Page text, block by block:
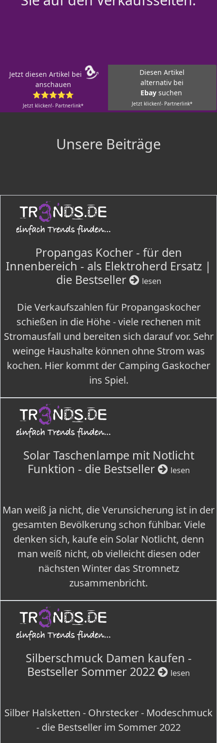
Jetzt diesen Artikel bei
anschauen
⭐⭐⭐⭐⭐
Jetzt klicken!- Partnerlink*
Diesen Artikel
alternativ bei
Ebay suchen
Jetzt klicken!- Partnerlink*
Unsere Beiträge
Propangas Kocher - für den
Innenbereich - als Elektroherd Ersatz |
die Bestseller
lesen
Die Verkaufszahlen für Propangaskocher
schießen in die Höhe - viele rechenen mit
Stromausfall und bereiten sich darauf vor. Sehr
weinge Haushalte können ohne Strom was
kochen. Hier kommt der Camping Gaskocher
ins Spiel.
Solar Taschenlampe mit Notlicht
Funktion - die Bestseller
lesen
Man weiß ja nicht, die Verunsicherung ist in der
gesamten Bevölkerung schon fühlbar. Viele
denken sich, kaufe ein Solar Notlicht, denn
man weiß nicht, ob vielleicht diesen oder
nächsten Winter das Stromnetz
zusammenbricht.
Silberschmuck Damen kaufen -
Bestseller Sommer 2022
lesen
Silber Halsketten - Ohrstecker - Modeschmuck
- die Bestseller im Sommer 2022